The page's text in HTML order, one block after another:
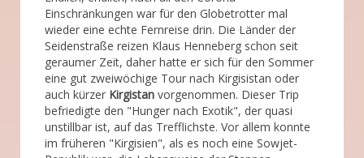
Einschränkungen war für den Globetrotter mal
wieder eine echte Fernreise drin. Die Länder der
Seidenstraße reizen Klaus Henneberg schon seit
geraumer Zeit, daher hatte er sich für den Sommer
eine gut zweiwöchige Tour nach Kirgisistan oder
auch kürzer Kirgistan vorgenommen. Dieser Trip
befriedigte den "Hunger nach Exotik", der quasi
unstillbar ist, auf das Trefflichste. Vor allem konnte
im früheren "Kirgisien", als es noch eine Sowjet-